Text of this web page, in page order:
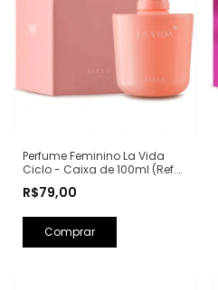
Perfume Feminino La Vida
Ciclo - Caixa de 100ml (Ref.
Lancôme)
R$79,00